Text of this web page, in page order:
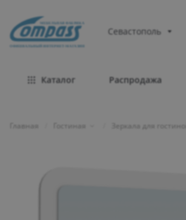
МЕБЕЛЬНАЯ ФАБРИКА
ОФИЦИАЛЬНЫЙ ИНТЕРНЕТ-МАГАЗИН
Севастополь
Каталог Распродажа
Главная Зеркала для гостиной